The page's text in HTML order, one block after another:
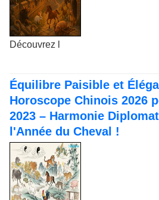
Découvrez l
Équilibre Paisible et
Horoscope Chinois 2026
2023 – Harmonie
l'Année du Cheval !